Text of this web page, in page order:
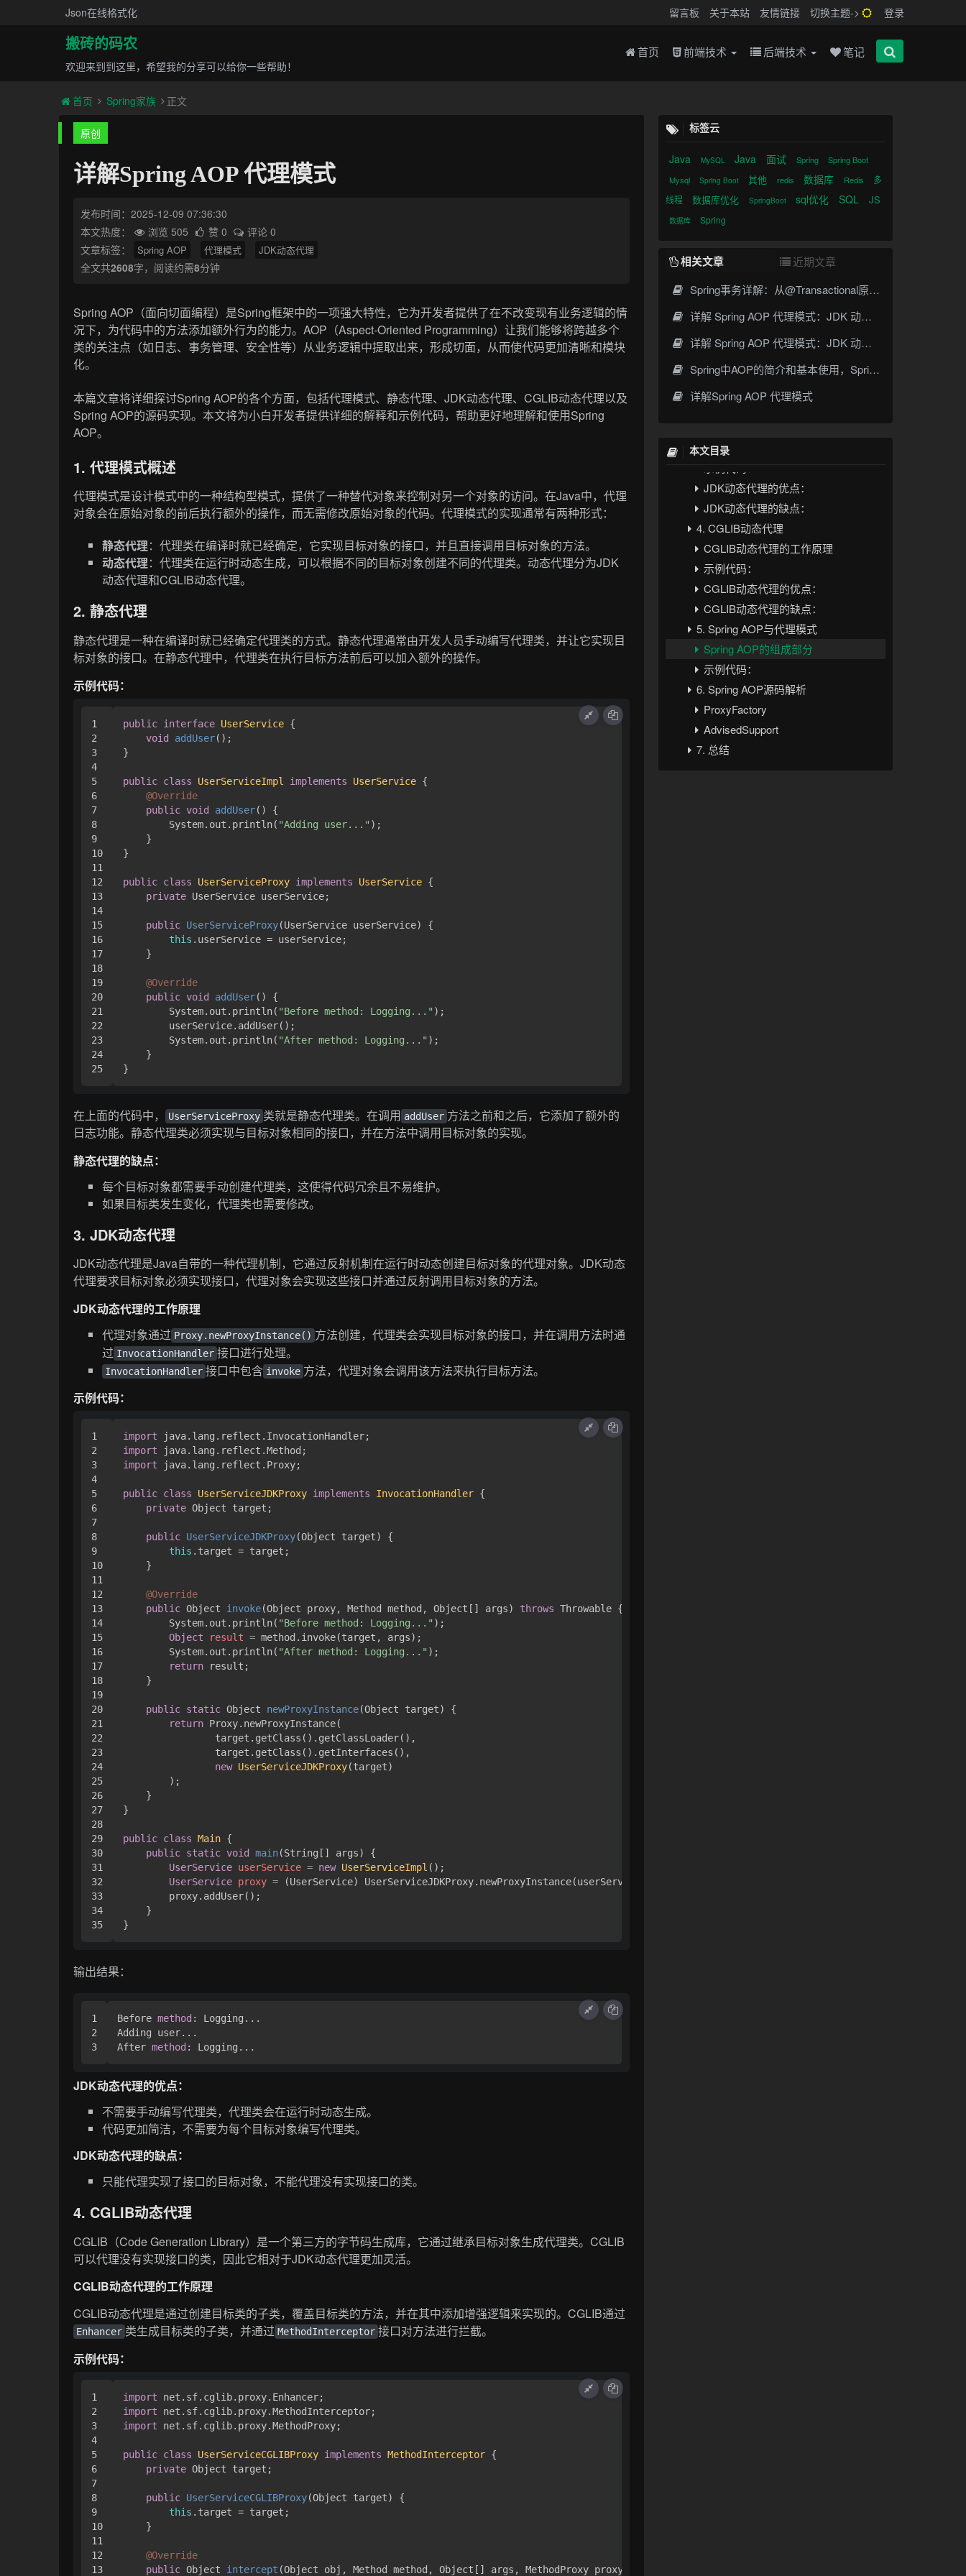
Json在线格式化 留言板 关于本站 友情链接 切换主题-> 登录
搬砖的码农
欢迎来到到这里，希望我的分享可以给你一些帮助！
首页 前端技术 后端技术 笔记
首页 Spring家族 正文
原创
详解Spring AOP 代理模式
发布时间：2025-12-09 07:36:30
本文热度：
浏览 505 赞 0
评论 0
文章标签：
Spring AOP 代理模式 JDK动态代理
全文共2608字，阅读约需8分钟
Spring AOP（面向切面编程）是Spring框架中的一项强大特性，它为开发者提供了在不改变现有业务逻辑的情
况下，为代码中的方法添加额外行为的能力。AOP（Aspect-Oriented Programming）让我们能够将跨越多个
类的关注点（如日志、事务管理、安全性等）从业务逻辑中提取出来，形成切面，从而使代码更加清晰和模块
化。
本篇文章将详细探讨Spring AOP的各个方面，包括代理模式、静态代理、JDK动态代理、CGLIB动态代理以及
Spring AOP的源码实现。本文将为小白开发者提供详细的解释和示例代码，帮助更好地理解和使用Spring
AOP。
1. 代理模式概述
代理模式是设计模式中的一种结构型模式，提供了一种替代对象来控制对另一个对象的访问。在Java中，代理
对象会在原始对象的前后执行额外的操作，而无需修改原始对象的代码。代理模式的实现通常有两种形式：
静态代理：代理类在编译时就已经确定，它实现目标对象的接口，并且直接调用目标对象的方法。
动态代理：代理类在运行时动态生成，可以根据不同的目标对象创建不同的代理类。动态代理分为JDK
动态代理和CGLIB动态代理。
2. 静态代理
静态代理是一种在编译时就已经确定代理类的方式。静态代理通常由开发人员手动编写代理类，并让它实现目
标对象的接口。在静态代理中，代理类在执行目标方法前后可以加入额外的操作。
示例代码：
1
2
3
4
5
6
7
8
9
10
11
12
13
14
15
16
17
18
19
20
21
22
23
24
public interface UserService {
void
addUser() ;
}
public class UserServiceImpl implements UserService {
@Override
public void addUser()
{
        System.out.println(
"Adding user..." );
    }
}
public class UserServiceProxy implements UserService {
private UserService userService;
public UserServiceProxy(UserService userService)
{
this .userService = userService;
    }
@Override
public void addUser()
{
        System.out.println(
"Before method: Logging..." );
        userService.addUser();
        System.out.println(
"After method: Logging..." );
    }
在上面的代码中， UserServiceProxy 类就是静态代理类。在调用 addUser 方法之前和之后，它添加了额外的
日志功能。静态代理类必须实现与目标对象相同的接口，并在方法中调用目标对象的实现。
静态代理的缺点：
每个目标对象都需要手动创建代理类，这使得代码冗余且不易维护。
如果目标类发生变化，代理类也需要修改。
3. JDK动态代理
JDK动态代理是Java自带的一种代理机制，它通过反射机制在运行时动态创建目标对象的代理对象。JDK动态
代理要求目标对象必须实现接口，代理对象会实现这些接口并通过反射调用目标对象的方法。
JDK动态代理的工作原理
代理对象通过 Proxy.newProxyInstance() 方法创建，代理类会实现目标对象的接口，并在调用方法时通
过 InvocationHandler 接口进行处理。
InvocationHandler 接口中包含 invoke 方法，代理对象会调用该方法来执行目标方法。
示例代码：
1
2
3
4
5
6
7
8
9
10
11
12
13
14
15
16
17
18
19
20
21
22
23
24
25
26
27
28
29
30
31
32
33
34
import
import
import java.lang.reflect.Proxy;
public class UserServiceJDKProxy implements InvocationHandler {
private Object target;
public UserServiceJDKProxy(Object target)
{
this .target = target;
    }
@Override
public Object invoke(Object proxy, Method method, Object[] args) throws Throwable {
        System.out.println(
"Before method: Logging..." );
Object
result = method.invoke(target, args);
        System.out.println(
"After method: Logging..." );
return result;
    }
public static Object newProxyInstance(Object target)
{
return Proxy.newProxyInstance(
                target.getClass().getClassLoader(),
                target.getClass().getInterfaces(),
new UserServiceJDKProxy(target)
        );
    }
}
public class Main {
public static void main(String[] args)
{
UserService userService = new UserServiceImpl ();
UserService proxy = (UserService) UserServiceJDKProxy.newProxyInstance(userService);
        proxy.addUser();
    }
输出结果：
1
2
Before method : Logging...
Adding user...
After method
JDK动态代理的优点：
不需要手动编写代理类，代理类会在运行时动态生成。
代码更加简洁，不需要为每个目标对象编写代理类。
JDK动态代理的缺点：
只能代理实现了接口的目标对象，不能代理没有实现接口的类。
4. CGLIB动态代理
CGLIB（Code Generation Library）是一个第三方的字节码生成库，它通过继承目标对象生成代理类。CGLIB
可以代理没有实现接口的类，因此它相对于JDK动态代理更加灵活。
CGLIB动态代理的工作原理
CGLIB动态代理是通过创建目标类的子类，覆盖目标类的方法，并在其中添加增强逻辑来实现的。CGLIB通过
Enhancer 类生成目标类的子类，并通过 MethodInterceptor 接口对方法进行拦截。
示例代码：
1
2
3
4
5
6
7
8
9
10
11
12
13
import
import
import net.sf.cglib.proxy.MethodProxy;
public class UserServiceCGLIBProxy implements MethodInterceptor {
private Object target;
public UserServiceCGLIBProxy(Object target)
{
this .target = target;
    }
@Override
public Object intercept (Object obj, Method method, Object[] args, MethodProxy proxy)
标签云
Java MySQL Java 面试 Spring
Spring Boot
Mysql
Spring Boot 其他 redis 数据库 Redis
多
线程
数据库优化 SpringBoot sql优化 SQL JS
数据库 Spring
相关文章
近期文章
Spring事务详解：从@Transactional原理到传播机制实战
详解 Spring AOP 代理模式：JDK 动态代理与 CGLIB 原理
详解 Spring AOP 代理模式：JDK 动态代理与 CGLIB 原理
Spring中AOP的简介和基本使用，SpringBoot使用AOP
详解Spring AOP 代理模式
本文目录
1. 代理模式概述
2. 静态代理
静态代理的缺点：
JDK动态代理的工作原理
JDK动态代理的优点：
JDK动态代理的缺点：
4. CGLIB动态代理
CGLIB动态代理的工作原理
示例代码：
CGLIB动态代理的优点：
CGLIB动态代理的缺点：
5. Spring AOP与代理模式
Spring AOP的组成部分
示例代码：
6. Spring AOP源码解析
ProxyFactory
AdvisedSupport
7. 总结